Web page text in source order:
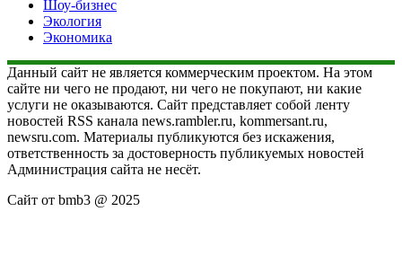
Шоу-бизнес
Экология
Экономика
Данный сайт не является коммерческим проектом. На этом
сайте ни чего не продают, ни чего не покупают, ни какие
услуги не оказываются. Сайт представляет собой ленту
новостей RSS канала news.rambler.ru, kommersant.ru,
newsru.com. Материалы публикуются без искажения,
ответственность за достоверность публикуемых новостей
Администрация сайта не несёт.
Сайт от bmb3 @ 2025